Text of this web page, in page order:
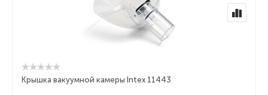
Крышка вакуумной камеры Intex 11443